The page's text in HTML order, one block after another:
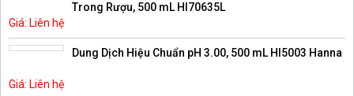
Trong Rượu, 500 mL HI70635L
Giá: Liên hệ
Dung Dịch Hiệu Chuẩn pH 3.00, 500 mL HI5003 Hanna
Giá: Liên hệ